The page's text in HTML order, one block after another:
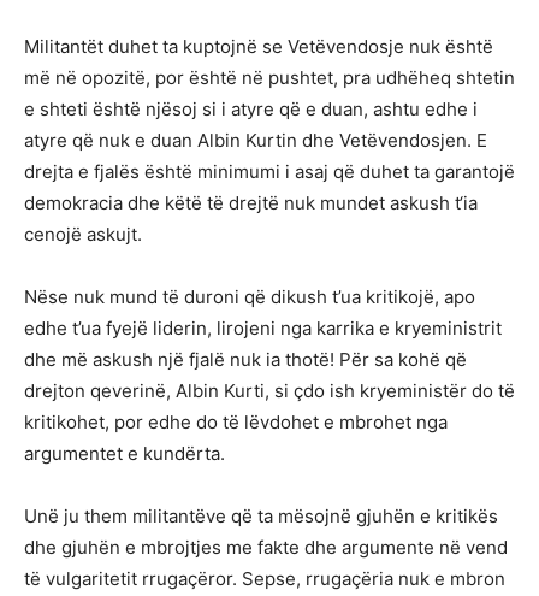
Militantët duhet ta kuptojnë se Vetëvendosje nuk është
më në opozitë, por është në pushtet, pra udhëheq shtetin
e shteti është njësoj si i atyre që e duan, ashtu edhe i
atyre që nuk e duan Albin Kurtin dhe Vetëvendosjen. E
drejta e fjalës është minimumi i asaj që duhet ta garantojë
demokracia dhe këtë të drejtë nuk mundet askush t‘ia
cenojë askujt.
Nëse nuk mund të duroni që dikush t’ua kritikojë, apo
edhe t’ua fyejë liderin, lirojeni nga karrika e kryeministrit
dhe më askush një fjalë nuk ia thotë! Për sa kohë që
drejton qeverinë, Albin Kurti, si çdo ish kryeministër do të
kritikohet, por edhe do të lëvdohet e mbrohet nga
argumentet e kundërta.
Unë ju them militantëve që ta mësojnë gjuhën e kritikës
dhe gjuhën e mbrojtjes me fakte dhe argumente në vend
të vulgaritetit rrugaçëror. Sepse, rrugaçëria nuk e mbron